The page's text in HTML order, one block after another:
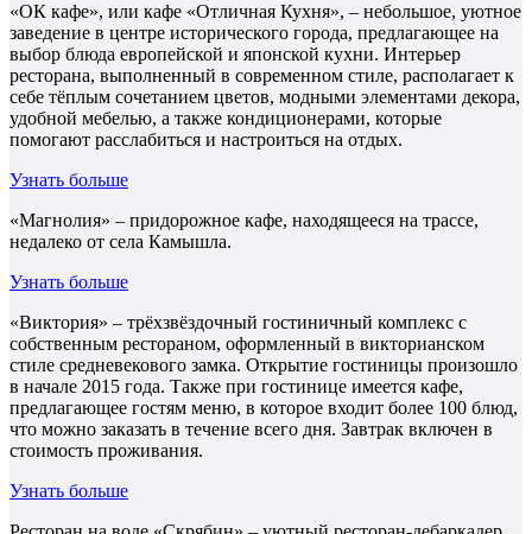
«ОК кафе», или кафе «Отличная Кухня», – небольшое, уютное
заведение в центре исторического города, предлагающее на
выбор блюда европейской и японской кухни. Интерьер
ресторана, выполненный в современном стиле, располагает к
себе тёплым сочетанием цветов, модными элементами декора,
удобной мебелью, а также кондиционерами, которые
помогают расслабиться и настроиться на отдых.
Узнать больше
«Магнолия» – придорожное кафе, находящееся на трассе,
недалеко от села Камышла.
Узнать больше
«Виктория» – трёхзвёздочный гостиничный комплекс с
собственным рестораном, оформленный в викторианском
стиле средневекового замка. Открытие гостиницы произошло
в начале 2015 года. Также при гостинице имеется кафе,
предлагающее гостям меню, в которое входит более 100 блюд,
что можно заказать в течение всего дня. Завтрак включен в
стоимость проживания.
Узнать больше